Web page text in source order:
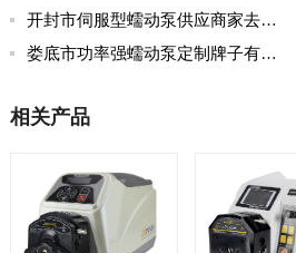
开封市伺服型蠕动泵供应商家去哪家买好点实惠
娄底市功率强蠕动泵定制牌子有哪些好
相关产品